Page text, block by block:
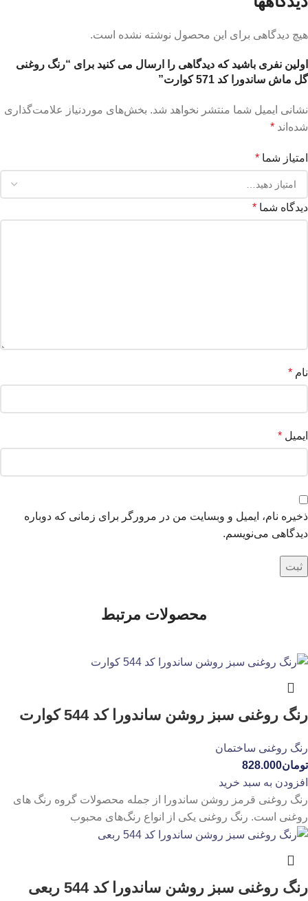
هیچ دیدگاهی برای این محصول نوشته نشده است.
اولین نفری باشید که دیدگاهی را ارسال می کنید برای “رنگ روغنی
گل ماش ساندورا کد 571 کوارت”
نشانی ایمیل شما منتشر نخواهد شد. بخش‌های موردنیاز علامت‌گذاری
شده‌اند *
امتیاز شما *
دیدگاه شما *
نام *
ایمیل *
ذخیره نام، ایمیل و وبسایت من در مرورگر برای زمانی که دوباره
دیدگاهی می‌نویسم.
محصولات مرتبط
رنگ روغنی سبز روشن ساندورا کد 544 کوارت
رنگ روغنی ساختمان
تومان828.000
افزودن به سبد خرید
رنگ روغنی قرمز روشن ساندورا از جمله محصولات گروه رنگ های
روغنی است. رنگ روغنی یکی از انواع رنگ‌های محبوب
رنگ روغنی سبز روشن ساندورا کد 544 ربعی